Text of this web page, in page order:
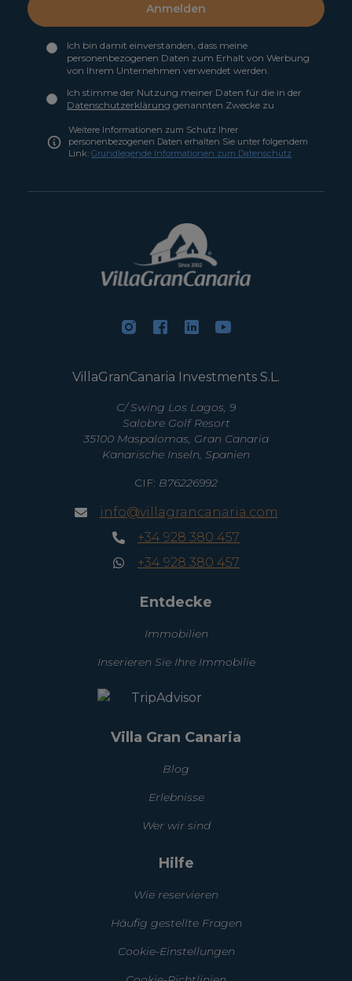
Anmelden
Ich bin damit einverstanden, dass meine
personenbezogenen Daten zum Erhalt von Werbung
von Ihrem Unternehmen verwendet werden.
Ich stimme der Nutzung meiner Daten für die in der
Datenschutzerklärung genannten Zwecke zu
Weitere Informationen zum Schutz Ihrer
personenbezogenen Daten erhalten Sie unter folgendem
Link:Grundlegende Informationen zum Datenschutz
VillaGranCanaria Investments S.L.
C/ Swing Los Lagos, 9
Salobre Golf Resort
35100 Maspalomas, Gran Canaria
Kanarische Inseln, Spanien
CIF: B76226992
info@villagrancanaria.com
+34 928 380 457
+34 928 380 457
Entdecke
Immobilien
Inserieren Sie Ihre Immobilie
Villa Gran Canaria
Blog
Erlebnisse
Wer wir sind
Hilfe
Wie reservieren
Häufig gestellte Fragen
Cookie-Einstellungen